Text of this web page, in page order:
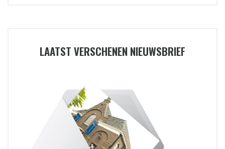
LAATST VERSCHENEN NIEUWSBRIEF